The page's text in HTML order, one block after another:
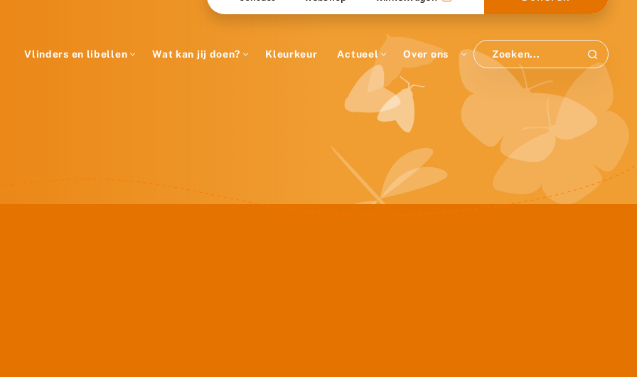
Vlinders en libellen Wat kan jij doen? Kleurkeur Actueel Over ons